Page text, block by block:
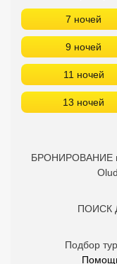
7 ночей
9 ночей
11 ночей
13 ночей
БРОНИРОВАНИЕ в
ПОИСК
Подбор